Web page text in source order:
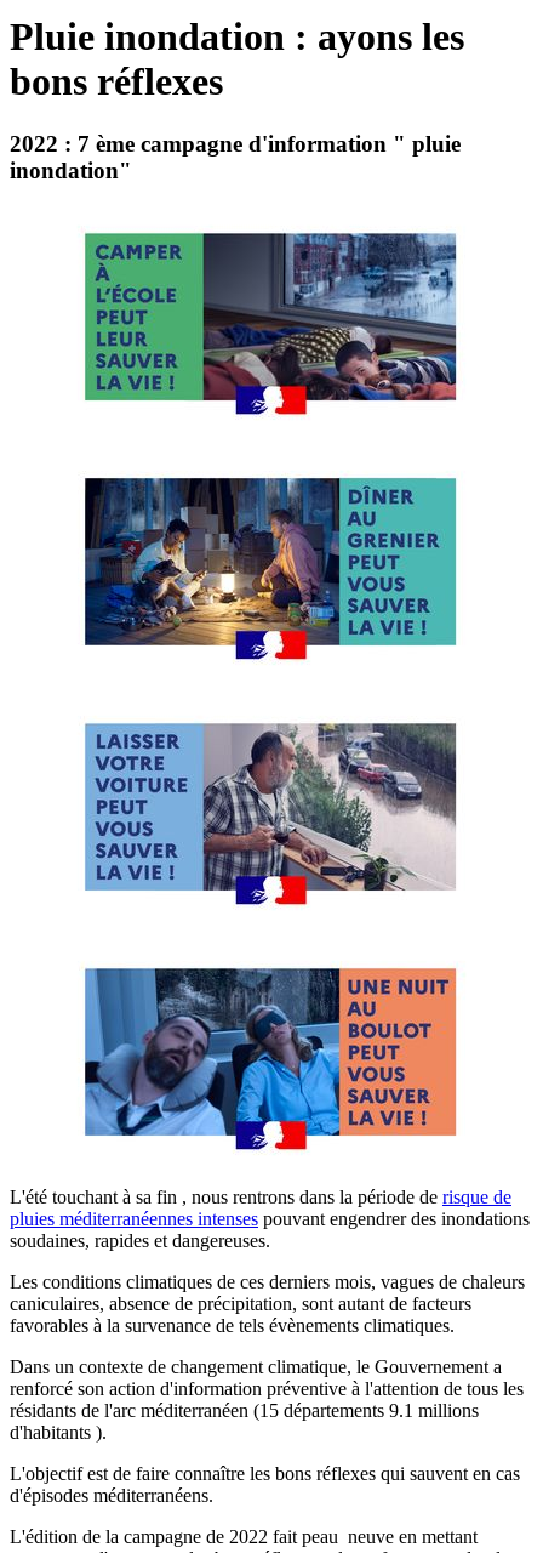
Pluie inondation : ayons les
bons réflexes
2022 : 7 ème campagne d'information " pluie
inondation"
L'été touchant à sa fin , nous rentrons dans la période de risque de
pluies méditerranéennes intenses pouvant engendrer des inondations
soudaines, rapides et dangereuses.
Les conditions climatiques de ces derniers mois, vagues de chaleurs
caniculaires, absence de précipitation, sont autant de facteurs
favorables à la survenance de tels évènements climatiques.
Dans un contexte de changement climatique, le Gouvernement a
renforcé son action d'information préventive à l'attention de tous les
résidants de l'arc méditerranéen (15 départements 9.1 millions
d'habitants ).
L'objectif est de faire connaître les bons réflexes qui sauvent en cas
d'épisodes méditerranéens.
L'édition de la campagne de 2022 fait peau neuve en mettant